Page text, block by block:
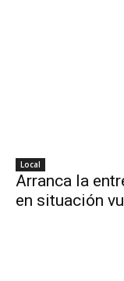
Local
Arranca la
en situación